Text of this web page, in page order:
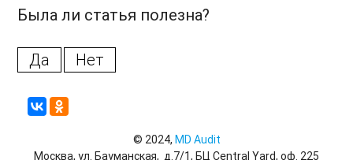
Была ли статья полезна?
Да Нет
© 2024, MD Audit
Москва, ул. Бауманская, д.7/1, БЦ Central Yard, оф. 225